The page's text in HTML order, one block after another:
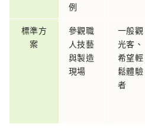
例
標準方
案
參觀職
人技藝
與製造
現場
一般觀
光客、
希望輕
鬆體驗
者